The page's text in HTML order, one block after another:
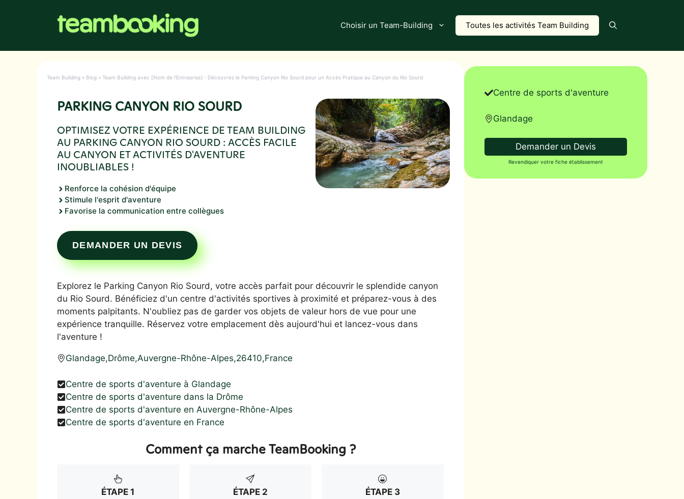
Choisir un Team-Building Toutes les activités Team Building
Team Building » Blog » Team Building avec [Nom de l’Entreprise] : Découvrez le Parking Canyon Rio Sourd pour un Accès Pratique au Canyon du Rio Sourd
PARKING CANYON RIO SOURD
OPTIMISEZ VOTRE EXPÉRIENCE DE TEAM BUILDING
AU PARKING CANYON RIO SOURD : ACCÈS FACILE
AU CANYON ET ACTIVITÉS D'AVENTURE
INOUBLIABLES !
Renforce la cohésion d'équipe
Stimule l'esprit d'aventure
Favorise la communication entre collègues
DEMANDER UN DEVIS
Explorez le Parking Canyon Rio Sourd, votre accès parfait pour découvrir le splendide canyon
du Rio Sourd. Bénéficiez d'un centre d'activités sportives à proximité et préparez-vous à des
moments palpitants. N'oubliez pas de garder vos objets de valeur hors de vue pour une
expérience tranquille. Réservez votre emplacement dès aujourd'hui et lancez-vous dans
l'aventure !
Glandage,Drôme,Auvergne-Rhône-Alpes,26410,France
Centre de sports d'aventure à Glandage
Centre de sports d'aventure dans la Drôme
Centre de sports d'aventure en Auvergne-Rhône-Alpes
Centre de sports d'aventure en France
Comment ça marche TeamBooking ?
ÉTAPE 1
ÉTAPE 2
ÉTAPE 3
Centre de sports d'aventure
Glandage
Demander un Devis
Revendiquer votre fiche établissement